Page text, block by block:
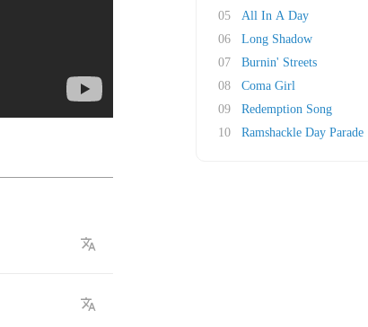
05
All In A Day
06
Long Shadow
07
Burnin' Streets
08
Coma Girl
09
Redemption Song
10
Ramshackle Day Parade